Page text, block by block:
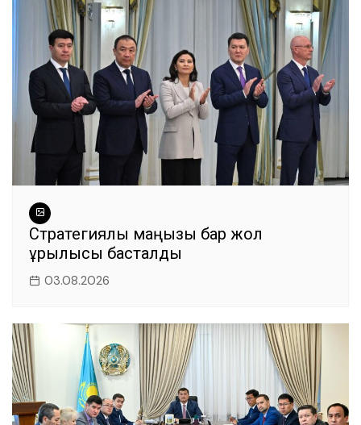
Стратегиялық маңызы бар жол
құрылысы басталды
03.08.2026